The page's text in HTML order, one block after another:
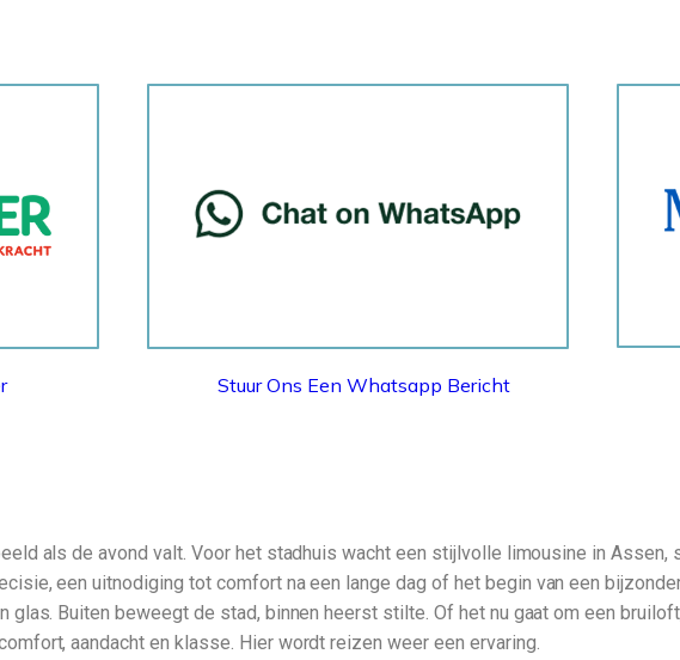
WHATSAPP
Stuur Ons Een Whatsapp Bericht
als de avond valt. Voor het stadhuis wacht een stijlvolle limousine in Assen,
een uitnodiging tot comfort na een lange dag of het begin van een
glas. Buiten beweegt de stad, binnen heerst stilte. Of het nu gaat om een
aandacht en klasse. Hier wordt reizen weer een ervaring.